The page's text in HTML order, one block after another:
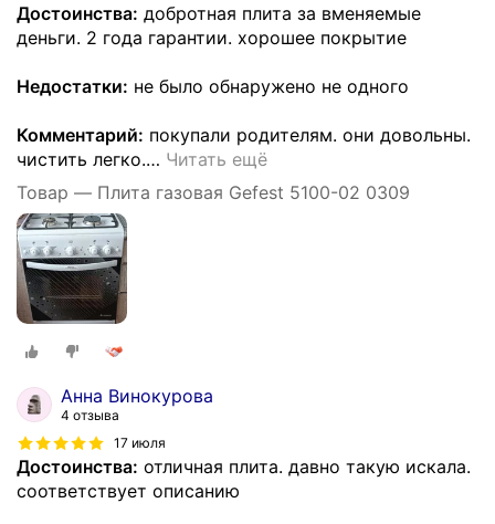
Достоинства: добротная плита за вменяемые
деньги. 2 года гарантии. хорошее покрытие
Недостатки: не было обнаружено не одного
Комментарий: покупали родителям. они довольны.
чистить легко.… Читать ещё
Товар — Плита газовая Gefest 5100-02 0309
Анна Винокурова
4 отзыва
17 июля
Достоинства: отличная плита. давно такую искала.
соответствует описанию